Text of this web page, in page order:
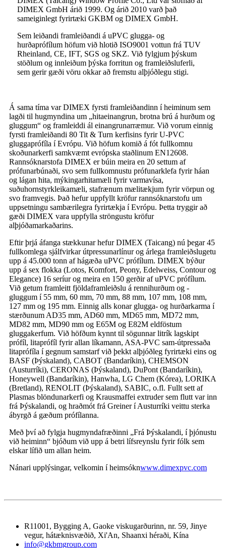
DIMEX GmbH árið 1999. Og árið 2010 varð það
sameiginlegt fyrirtæki GKBM og DIMEX GmbH.
Sem leiðandi framleiðandi á uPVC glugga- og
hurðaprófílum höfum við hlotið ISO9001 vottun frá TUV
Rheinland, CE, IFT, SGS og SKZ. Við fylgjum þýskum
stöðlum og innleiðum þýska forritun og framleiðsluferli,
sem gerir gæði vöru okkar að fremstu alþjóðlegu stigi.
Á sama tíma var DIMEX fyrsti framleiðandinn í heiminum sem
lagði til hugmyndina um „hitaeinangrun, brotna brú á hurðum og
gluggum“ og framleiddi ál einangrunarræmur. Við vorum einnig
fyrsti framleiðandi 80 Tit & Turn kerfisins fyrir U-PVC
gluggaprófíla í Evrópu. Við höfum komið á fót fullkomnu
skoðunarkerfi samkvæmt evrópska staðlinum EN12608.
Rannsóknarstofa DIMEX er búin meira en 20 settum af
prófunarbúnaði, svo sem fullkomnustu prófunarklefa fyrir háan
og lágan hita, mýkingarhitamæli fyrir varmavísa,
suðuhornstyrkleikamæli, stafrænum mælitækjum fyrir vörpun og
svo framvegis. Það hefur uppfyllt kröfur rannsóknarstofu um
uppsetningu sambærilegra fyrirtækja í Evrópu. Þetta tryggir að
gæði DIMEX vara uppfylla ströngustu kröfur
alþjóðamarkaðarins.
Eftir þrjá áfanga stækkunar hefur DIMEX (Taicang) nú þegar 45
fullkomlega sjálfvirkar útpressunarlínur og árlega framleiðslugetu
upp á 45.000 tonn af hágæða uPVC prófílum. DIMEX býður
upp á sex flokka (Lotos, Komfort, Peony, Edelweiss, Contour og
Elegance) 16 seríur og meira en 150 gerðir af uPVC prófílum.
Við getum framleitt fjöldaframleiðslu á rennihurðum og -
gluggum í 55 mm, 60 mm, 70 mm, 88 mm, 107 mm, 108 mm,
127 mm og 195 mm. Einnig alls konar glugga- og hurðarkarma í
stærðunum AD35 mm, AD60 mm, MD65 mm, MD72 mm,
MD82 mm, MD90 mm og E65M og E82M eldföstum
gluggakerfum. Við höfðum kynnt til sögunnar litrík lagskipt
prófíl, litaprófíl fyrir allan líkamann, ASA-PVC sam-útpressaða
litaprófíla í gegnum samstarf við þekkt alþjóðleg fyrirtæki eins og
BASF (Þýskaland), CABOT (Bandaríkin), CHEMSON
(Austurríki), CERONAS (Þýskaland), DuPont (Bandaríkin),
Honeywell (Bandaríkin), Hanwha, LG Chem (Kórea), LORIKA
(Bretland), RENOLIT (Þýskaland), SABIC, o.fl. Fullt sett af
Plasmas blöndunarkerfi og Krausmaffei extruder sem flutt var inn
frá Þýskalandi, og hraðmót frá Greiner í Austurríki veittu sterka
ábyrgð á gæðum prófílanna.
Með því að fylgja hugmyndafræðinni „Frá Þýskalandi, í þjónustu
við heiminn“ bjóðum við upp á betri lífsreynslu fyrir fólk sem
elskar lífið um allan heim.
Nánari upplýsingar, velkomin í heimsóknwww.dimexpvc.com
R11001, Bygging A, Gaoke viskugarðurinn, nr. 59, Jinye
vegur, hátæknisvæðið, Xi'An, Shaanxi héraði, Kína
info@gkbmgroup.com